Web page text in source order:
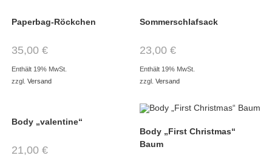
Paperbag-Röckchen
35,00 €
Enthält 19% MwSt.
zzgl. Versand
Sommerschlafsack
23,00€
Enthält 19% MwSt.
zzgl.Versand
Body „valentine“
21,00 €
Body „First Christmas“
Baum